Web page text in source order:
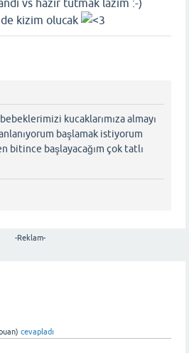
vs hazir tutmak lazim :-)
kizim olucak
kucaklarımıza almayı
başlamak istiyorum
bitince başlayacağım çok tatlı
-Reklam-
cevapladı